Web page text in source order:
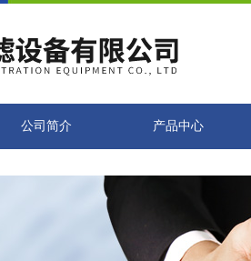
公司简介 产品中心